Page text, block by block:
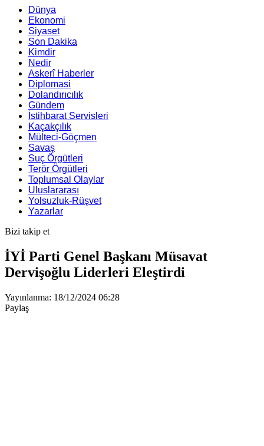
Dünya
Ekonomi
Siyaset
Son Dakika
Kimdir
Nedir
Askerî Haberler
Diplomasi
Dolandırıcılık
Gündem
İstihbarat Servisleri
Kaçakçılık
Mülteci-Göçmen
Savaş
Suç Örgütleri
Terör Örgütleri
Toplumsal Olaylar
Uluslararası
Yolsuzluk-Rüşvet
Yazarlar
Bizi takip et
İYİ Parti Genel Başkanı Müsavat
Dervişoğlu Liderleri Eleştirdi
Yayınlanma: 18/12/2024 06:28
Paylaş